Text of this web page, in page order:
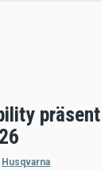
Husqvarna